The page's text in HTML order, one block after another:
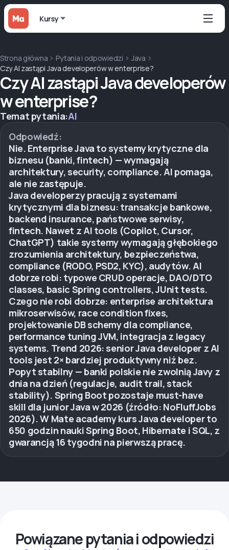
Kursy
Strona główna Pytania i odpowiedzi
Java
Czy AI zastąpi Java developerów w enterprise?
Czy AI zastąpi Java developerów
w enterprise?
Temat pytania:AI
Odpowiedź:
Nie. Enterprise Java to systemy krytyczne dla
biznesu (banki, fintech) — wymagają
architektury, security, compliance. AI pomaga,
ale nie zastępuje.
Java developerzy pracują z systemami
krytycznymi dla biznesu: transakcje bankowe,
backend insurance, państwowe serwisy,
fintech. Nawet z AI tools (Copilot, Cursor,
ChatGPT) takie systemy wymagają głębokiego
zrozumienia architektury, bezpieczeństwa,
compliance (RODO, PSD2, KYC), audytów. AI
dobrze robi: typowe CRUD operacje, DAO/DTO
classes, basic Spring controllers, JUnit tests.
Czego nie robi dobrze: enterprise architektura
mikroserwisów, race condition fixes,
projektowanie DB schemy dla compliance,
performance tuning JVM, integracja z legacy
systems. Trend 2026: senior Java developer z AI
tools jest 2× bardziej produktywny niż bez.
Popyt stabilny — banki polskie nie zwolnią Javy z
dnia na dzień (regulacje, audit trail, stack
stability). Spring Boot pozostaje must-have
skill dla junior Java w 2026 (źródło: NoFluffJobs
2026). W Mate academy kurs Java developer to
650 godzin nauki Spring Boot, Hibernate i SQL, z
gwarancją 16 tygodni na pierwszą pracę.
Powiązane pytania i odpowiedzi